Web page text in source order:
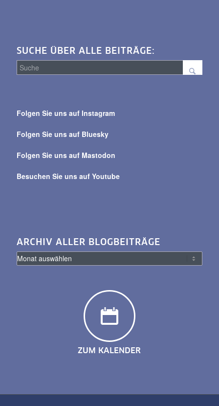
SUCHE ÜBER ALLE BEITRÄGE:
alle
Folgen Sie uns auf Instagram
Folgen Sie uns auf Bluesky
Folgen Sie uns auf Mastodon
Besuchen Sie uns auf Youtube
ARCHIV ALLER BLOGBEITRÄGE
ZUM KALENDER